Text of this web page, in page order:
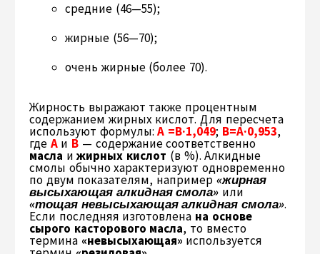
средние (46—55);
жирные (56—70);
очень жирные (более 70).
Жирность выражают также процентным
содержанием жирных кислот. Для пересчета
используют формулы:А =В·1,049; В=А·0,953,
где Аи В — содержание соответственно
масла ижирных кислот (в %). Алкидные
смолы обычно характеризуют одновременно
по двум показателям, например «жирная
высыхающая алкидная смола» или
«тощая невысыхающая алкидная смола».
Если последняя изготовлена на основе
сырого касторового масла, то вместо
термина «невысыхающая» используется